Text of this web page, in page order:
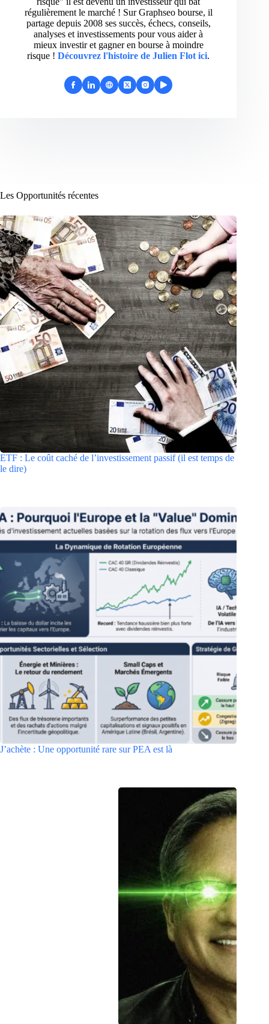
régulièrement le marché ! Sur Graphseo bourse, il
partage depuis 2008 ses succès, échecs, conseils,
analyses et investissements pour vous aider à
mieux investir et gagner en bourse à moindre
risque ! Découvrez l'histoire de Julien Flot ici.
Les Opportunités récentes
ETF : Le coût caché de l’investissement passif (il est temps de
le dire)
J’achète : Une opportunité rare sur PEA est là